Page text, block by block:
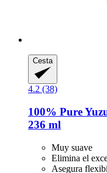
Cesta
4.2 (38)
100% Pure
236 ml
Muy suave
Elimina el
Asegura